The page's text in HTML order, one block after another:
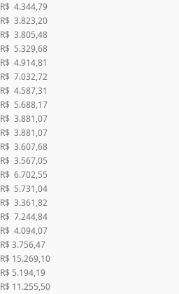
R$ 4.344,79
R$ 3.823,20
R$ 3.805,48
R$ 5.329,68
R$ 4.914,81
R$ 7.032,72
R$ 4.587,31
R$ 5.688,17
R$ 3.881,07
R$ 3.881,07
R$ 3.607,68
R$ 3.567,05
R$ 6.702,55
R$ 5.731,04
R$ 3.361,82
R$ 7.244,84
R$ 4.094,07
R$ 3.756,47
R$ 15.269,10
R$ 5.194,19
R$ 11.255,50